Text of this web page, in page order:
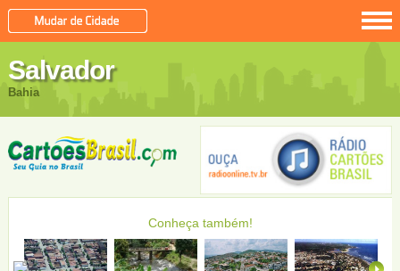
Salvador
Bahia
Conheça também!